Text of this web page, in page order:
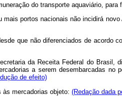
do transporte aquaviário,
portos nacionais não incidirá
que não diferenciados de acordo
da Receita Federal do Brasil,
a serem desembarcadas no
de efeito)
às mercadorias objeto: (Redação dada